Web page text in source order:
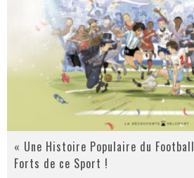
« Une Histoire Populaire du
Forts de ce Sport !